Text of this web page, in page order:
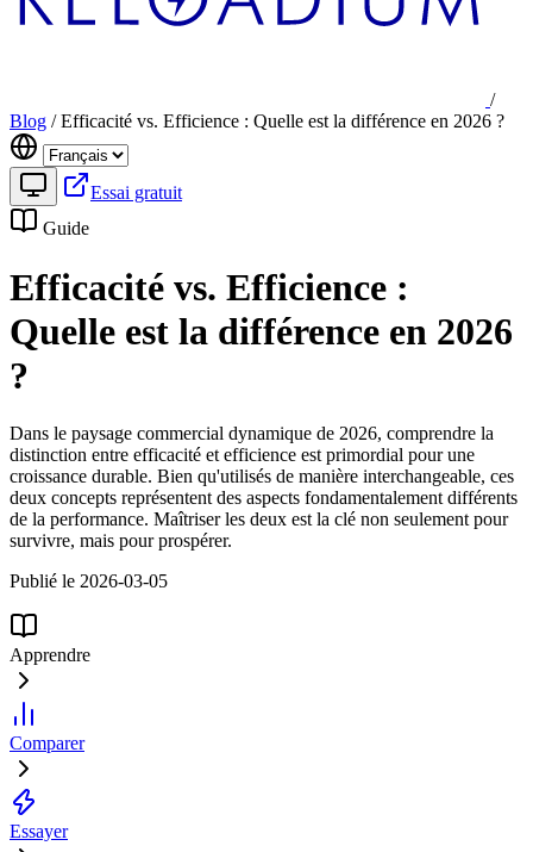
/
Blog / Efficacité vs. Efficience : Quelle est la différence en 2026 ?
Essai gratuit
Guide
Efficacité vs. Efficience :
Quelle est la différence en 2026
?
Dans le paysage commercial dynamique de 2026, comprendre la
distinction entre efficacité et efficience est primordial pour une
croissance durable. Bien qu'utilisés de manière interchangeable, ces
deux concepts représentent des aspects fondamentalement différents
de la performance. Maîtriser les deux est la clé non seulement pour
survivre, mais pour prospérer.
Publié le 2026-03-05
Apprendre
Comparer
Essayer